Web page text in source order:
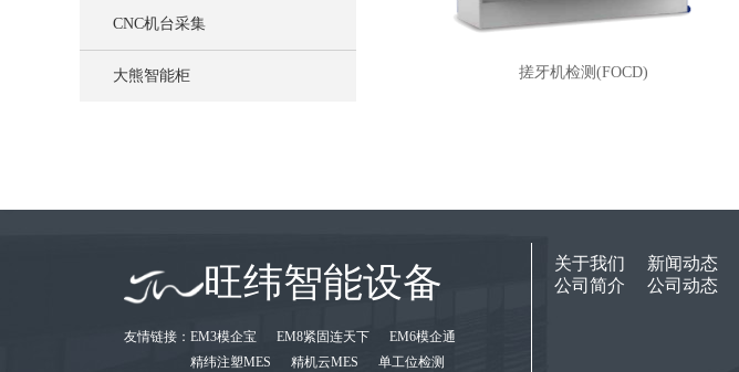
CNC机台采集
大熊智能柜 搓牙机检测(FOCD)
旺纬智能设备
友情链接： EM3模企宝 EM8紧固连天下
EM6模企通
精纬注塑MES
精机云MES 单工位检测
关于我们
公司简介
新闻动态
公司动态